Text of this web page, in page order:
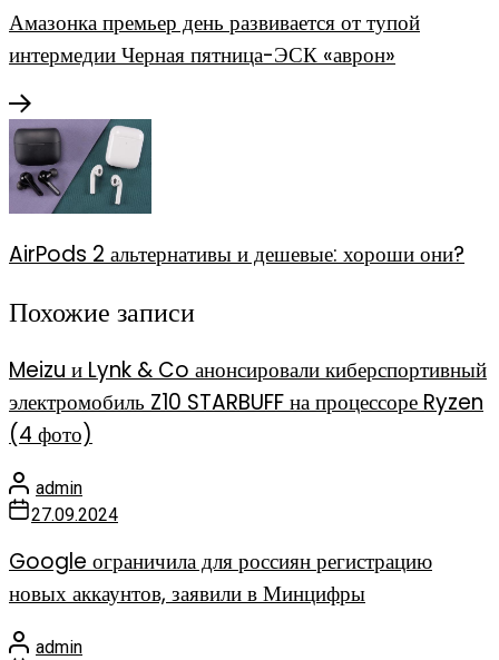
Амазонка премьер день развивается от тупой
интермедии Черная пятница-ЭСК «аврон»
AirPods 2 альтернативы и дешевые: хороши они?
Похожие записи
Meizu и Lynk & Co анонсировали киберспортивный
электромобиль Z10 STARBUFF на процессоре Ryzen
(4 фото)
admin
27.09.2024
Google ограничила для россиян регистрацию
новых аккаунтов, заявили в Минцифры
admin